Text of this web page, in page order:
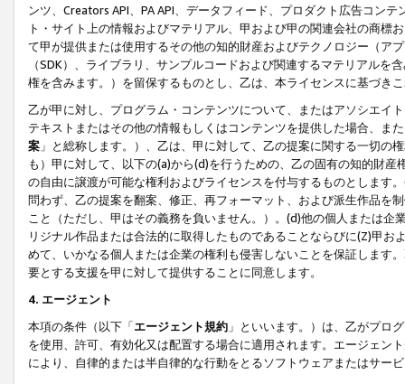
ンツ、Creators API、PA API、データフィード、プロダクト広告コン
ト・サイト上の情報およびマテリアル、甲および甲の関連会社の商
て甲が提供または使用するその他の知的財産およびテクノロジー（ア
（SDK）、ライブラリ、サンプルコードおよび関連するマテリアル
権を含みます。）を留保するものとし、乙は、本ライセンスに基づき
乙が甲に対し、プログラム・コンテンツについて、またはアソシエイ
テキストまたはその他の情報もしくはコンテンツを提供した場合、ま
案 」と総称します。）、乙は、甲に対して、乙の提案に関する一切
も）甲に対して、以下の(a)から(d)を行うための、乙の固有の知的財
の自由に譲渡が可能な権利およびライセンスを付与するものとします
問わず、乙の提案を翻案、修正、再フォーマット、および派生作品を
こと（ただし、甲はその義務を負いません。）。(d)他の個人または
リジナル作品または合法的に取得したものであることならびに(Z)甲
めて、いかなる個人または企業の権利も侵害しないことを保証します
要とする支援を甲に対して提供することに同意します。
4. エージェント
本項の条件（以下「エージェント規約 」といいます。）は、乙がプロ
を使用、許可、有効化又は配置する場合に適用されます。エージェン
により、自律的または半自律的な行動をとるソフトウェアまたはサー